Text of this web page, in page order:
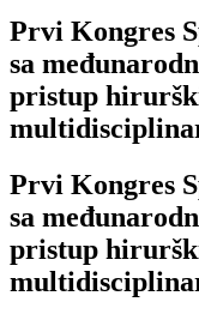
Prvi Kongres
sa
pristup
Prvi Kongres
sa
pristup